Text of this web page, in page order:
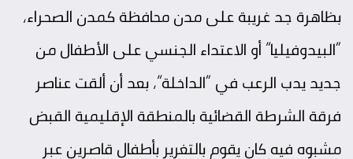
بظاهرة جد غريبة على مدن محافظة كمدن الصحراء،
“البيدوفيليا” أو الاعتداء الجنسي على الأطفال من
جديد يدب الرعب في “الداخلة”، بعد أن ألقت عناصر
فرقة الشرطة القضائية بالمنطقة الإقليمية القبض
مشبوه فيه كان يقوم بالتغرير بأطفال قاصرين عبر